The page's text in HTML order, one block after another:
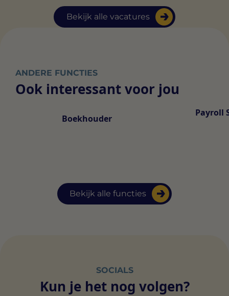
Bekijk alle vacatures
ANDERE FUNCTIES
Ook interessant voor jou
Bekijk alle functies
Boekhouder
Payroll
SOCIALS
Kun je het nog volgen?